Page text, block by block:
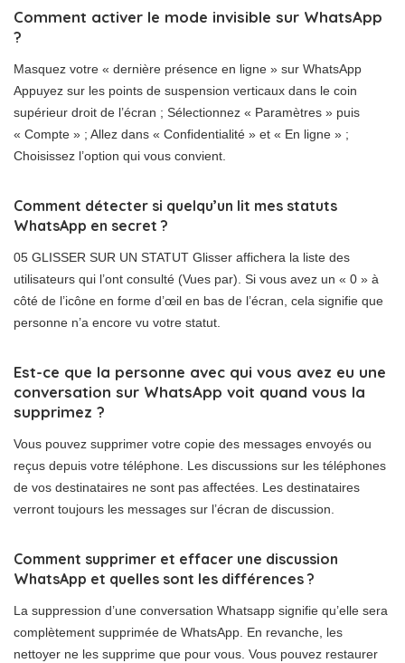
Comment activer le mode invisible sur WhatsApp
?
Masquez votre « dernière présence en ligne » sur WhatsApp
Appuyez sur les points de suspension verticaux dans le coin
supérieur droit de l’écran ; Sélectionnez « Paramètres » puis
« Compte » ; Allez dans « Confidentialité » et « En ligne » ;
Choisissez l’option qui vous convient.
Comment détecter si quelqu’un lit mes statuts
WhatsApp en secret ?
05 GLISSER SUR UN STATUT Glisser affichera la liste des
utilisateurs qui l’ont consulté (Vues par). Si vous avez un « 0 » à
côté de l’icône en forme d’œil en bas de l’écran, cela signifie que
personne n’a encore vu votre statut.
Est-ce que la personne avec qui vous avez eu une
conversation sur WhatsApp voit quand vous la
supprimez ?
Vous pouvez supprimer votre copie des messages envoyés ou
reçus depuis votre téléphone. Les discussions sur les téléphones
de vos destinataires ne sont pas affectées. Les destinataires
verront toujours les messages sur l’écran de discussion.
Comment supprimer et effacer une discussion
WhatsApp et quelles sont les différences ?
La suppression d’une conversation Whatsapp signifie qu’elle sera
complètement supprimée de WhatsApp. En revanche, les
nettoyer ne les supprime que pour vous. Vous pouvez restaurer